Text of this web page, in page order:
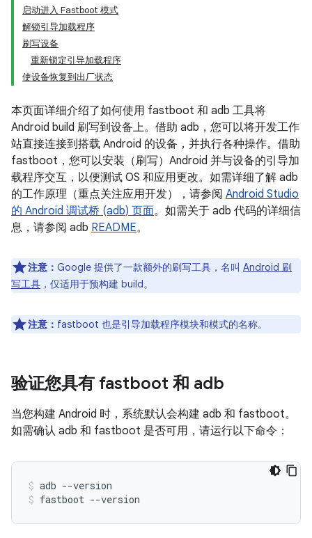
启动进入 Fastboot 模式
解锁引导加载程序
刷写设备
重新锁定引导加载程序
使设备恢复到出厂状态
本页面详细介绍了如何使用 fastboot 和 adb 工具将
Android build 刷写到设备上。借助 adb，您可以将开发工作
站直接连接到搭载 Android 的设备，并执行各种操作。借助
fastboot，您可以安装（刷写）Android 并与设备的引导加
载程序交互，以便测试 OS 和应用更改。如需详细了解 adb
的工作原理（重点关注应用开发），请参阅 Android Studio
的 Android 调试桥 (adb) 页面。如需关于 adb 代码的详细信
息，请参阅 adb README。
注意： Google 提供了一款额外的刷写工具，名叫 Android 刷
写工具 ，仅适用于预构建 build。
注意： fastboot 也是引导加载程序模块和模式的名称。
验证您具有 fastboot 和 adb
当您构建 Android 时，系统默认会构建 adb 和 fastboot。
如需确认 adb 和 fastboot 是否可用，请运行以下命令：
adb --version
fastboot --version